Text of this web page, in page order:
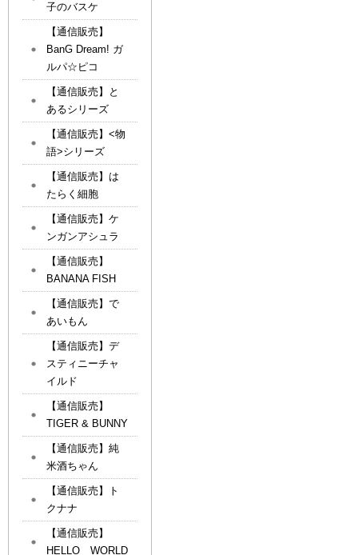
子のバスケ
【通信販売】
BanG Dream! ガ
ルパ☆ピコ
【通信販売】と
あるシリーズ
【通信販売】<物
語>シリーズ
【通信販売】は
たらく細胞
【通信販売】ケ
ンガンアシュラ
【通信販売】
BANANA FISH
【通信販売】で
あいもん
【通信販売】デ
スティニーチャ
イルド
【通信販売】
TIGER & BUNNY
【通信販売】純
米酒ちゃん
【通信販売】ト
クナナ
【通信販売】
HELLO WORLD